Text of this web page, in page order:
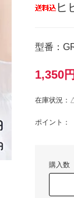
ヒ
型番：
1,350
在庫状況
ポイント：
購入数